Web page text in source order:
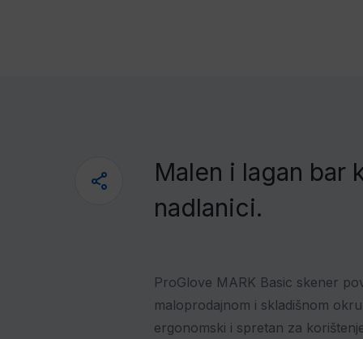
Malen i lagan bar
nadlanici.
ProGlove MARK Basic skener
maloprodajnom i skladišnom
ergonomski i spretan za